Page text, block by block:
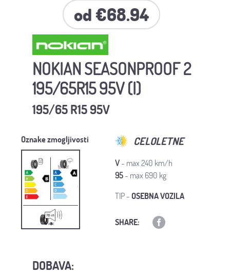
od €68.94
NOKIAN SEASONPROOF 2
195/65R15 95V (I)
195/65 R15 95V
Oznake zmogljivosti CELOLETNE
V- max 240 km/h
95- max 690 kg
TIP -OSEBNA VOZILA
SHARE:
DOBAVA: